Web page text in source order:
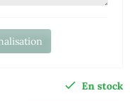
En stock